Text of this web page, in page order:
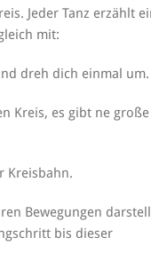
Jeder Tanz erzählt
mit:
dreh dich einmal um.
Kreis, es gibt ne große
Kreisbahn.
Bewegungen
bis dieser